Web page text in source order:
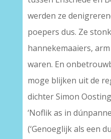
werden ze
poepers dus. Ze
hannekemaaiers,
waren. En
moge blijken uit de
dichter Simon
‘Noflik as in
(‘Genoeglijk als een